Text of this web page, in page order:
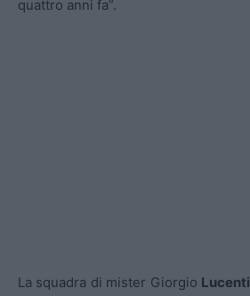
quattro anni fa”.
La squadra di mister Giorgio Lucenti